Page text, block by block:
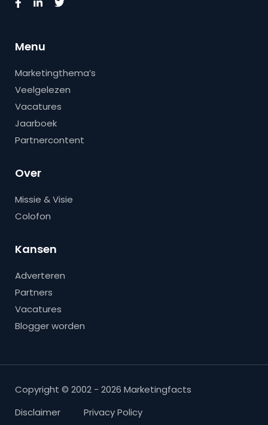
Menu
Marketingthema’s
Veelgelezen
Vacatures
Jaarboek
Partnercontent
Over
Missie & Visie
Colofon
Kansen
Adverteren
Partners
Vacatures
Blogger worden
Copyright © 2002 - 2026 Marketingfacts
Disclaimer
Privacy Policy